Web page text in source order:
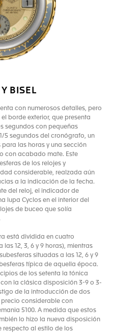
BISEL
con numerosos detalles, pero
borde exterior, que presenta
segundos con pequeñas
5 segundos del cronógrafo, un
las horas y una sección
con acabado mate. Este
de los relojes y
considerable, realzada aún
a la indicación de la fecha.
del reloj, el indicador de
lupa Cyclos en el interior del
de buceo que solía
está dividida en cuatro
12, 3, 6 y 9 horas), mientras
situadas a las 12, 6 y 9
típica de aquella época.
de los setenta la tónica
la clásica disposición 3-9 o 3-
de la introducción de dos
considerable con
5100. A medida que estos
lo hizo la nueva disposición
respecto al estilo de los